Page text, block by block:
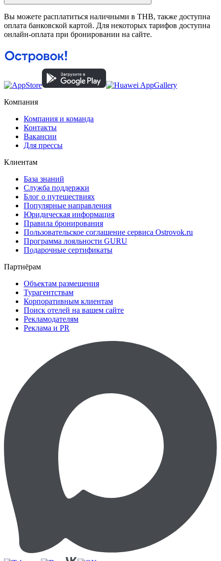
Вы можете расплатиться наличными в THB, также доступна
оплата банковской картой. Для некоторых тарифов доступна
онлайн-оплата при бронировании на сайте.
Компания
Компания и команда
Контакты
Вакансии
Для прессы
Клиентам
База знаний
Служба поддержки
Блог о путешествиях
Популярные направления
Юридическая информация
Правила бронирования
Пользовательское соглашение сервиса Ostrovok.ru
Программа лояльности GURU
Подарочные сертификаты
Партнёрам
Объектам размещения
Турагентствам
Корпоративным клиентам
Поиск отелей на вашем сайте
Рекламодателям
Реклама и PR